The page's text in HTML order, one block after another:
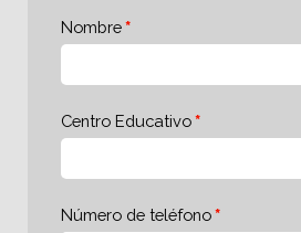
Nombre
Centro Educativo
Número de teléfono